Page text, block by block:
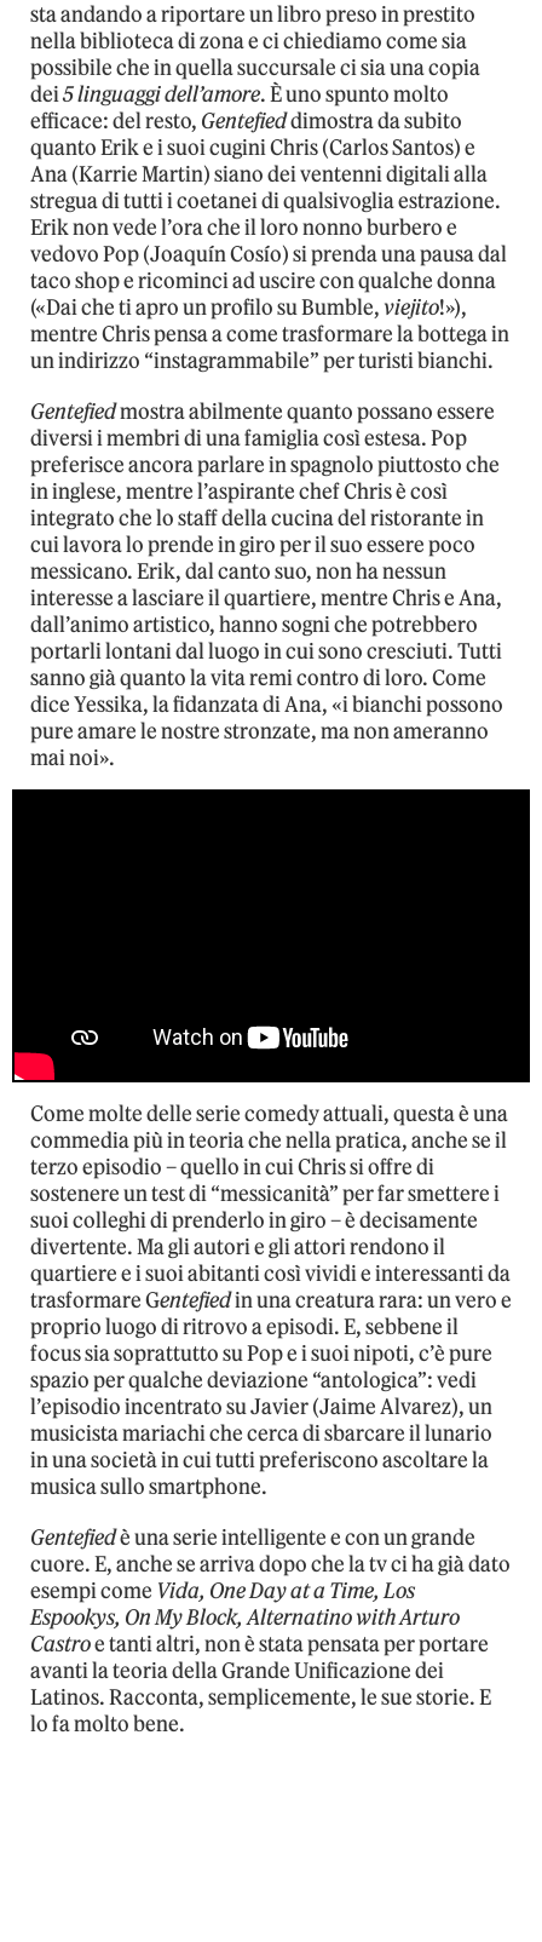
sta andando a riportare un libro preso in prestito
nella biblioteca di zona e ci chiediamo come sia
possibile che in quella succursale ci sia una copia
dei5 linguaggi dell’amore. È uno spunto molto
efficace: del resto, Gentefieddimostra da subito
quanto Erik e i suoi cugini Chris (Carlos Santos) e
Ana (Karrie Martin) siano dei ventenni digitali alla
stregua di tutti i coetanei di qualsivoglia estrazione.
Erik non vede l’ora che il loro nonno burbero e
vedovo Pop (Joaquín Cosío) si prenda una pausa dal
taco shop e ricominci ad uscire con qualche donna
(«Dai che ti apro un profilo su Bumble,viejito!»),
mentre Chris pensa a come trasformare la bottega in
un indirizzo “instagrammabile” per turisti bianchi.
Gentefiedmostra abilmente quanto possano essere
diversi i membri di una famiglia così estesa. Pop
preferisce ancora parlare in spagnolo piuttosto che
in inglese, mentre l’aspirante chef Chris è così
integrato che lo staff della cucina del ristorante in
cui lavora lo prende in giro per il suo essere poco
messicano. Erik, dal canto suo, non ha nessun
interesse a lasciare il quartiere, mentre Chris e Ana,
dall’animo artistico, hanno sogni che potrebbero
portarli lontani dal luogo in cui sono cresciuti. Tutti
sanno già quanto la vita remi contro di loro. Come
dice Yessika, la fidanzata di Ana, «i bianchi possono
pure amare le nostre stronzate, ma non ameranno
mai noi».
Come molte delle serie comedy attuali, questa è una
commedia più in teoria che nella pratica, anche se il
terzo episodio – quello in cui Chris si offre di
sostenere un test di “messicanità” per far smettere i
suoi colleghi di prenderlo in giro – è decisamente
divertente. Ma gli autori e gli attori rendono il
quartiere e i suoi abitanti così vividi e interessanti da
trasformare Gentefiedin una creatura rara: un vero e
proprio luogo di ritrovo a episodi. E, sebbene il
focus sia soprattutto su Pop e i suoi nipoti, c’è pure
spazio per qualche deviazione “antologica”: vedi
l’episodio incentrato su Javier (Jaime Alvarez), un
musicista mariachi che cerca di sbarcare il lunario
in una società in cui tutti preferiscono ascoltare la
musica sullo smartphone.
Gentefiedè una serie intelligente e con un grande
cuore. E, anche se arriva dopo che la tv ci ha già dato
esempi come Vida, One Day at a Time, Los
Espookys, On My Block, Alternatino with Arturo
Castroe tanti altri, non è stata pensata per portare
avanti la teoria della Grande Unificazione dei
Latinos. Racconta, semplicemente, le sue storie. E
lo fa molto bene.